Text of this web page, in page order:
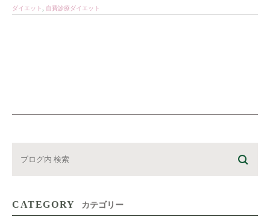
ダイエット
自費診療ダイエット
CATEGORY カテゴリー